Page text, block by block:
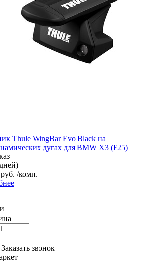
Thule WingBar Evo Black на
дугах для BMW X3 (F25)
/комп.
Заказать звонок